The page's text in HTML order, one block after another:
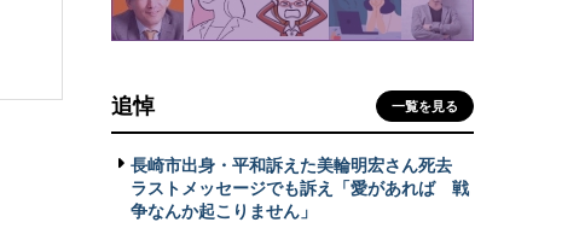
追悼 一覧を見る
長崎市出身・平和訴えた美輪明宏さん死去
ラストメッセージでも訴え「愛があれば 戦
争なんか起こりません」